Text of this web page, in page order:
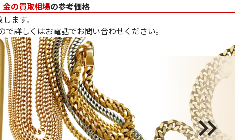
金の買取相場の参考価格
ます。
詳しくはお電話でお問い合わせください。